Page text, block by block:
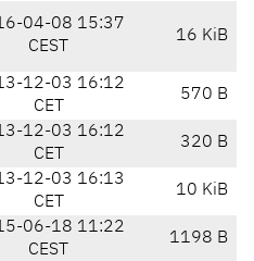
04-08 15:37
CEST
16 KiB
12-03 16:12
CET
570 B
12-03 16:12
CET
320 B
12-03 16:13
CET
10 KiB
06-18 11:22
CEST
1198 B